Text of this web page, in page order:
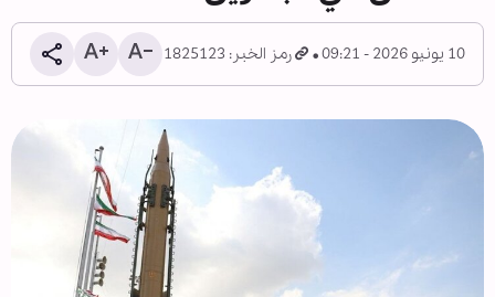
10 يونيو 2026 - 09:21 رمز الخبر: 1825123